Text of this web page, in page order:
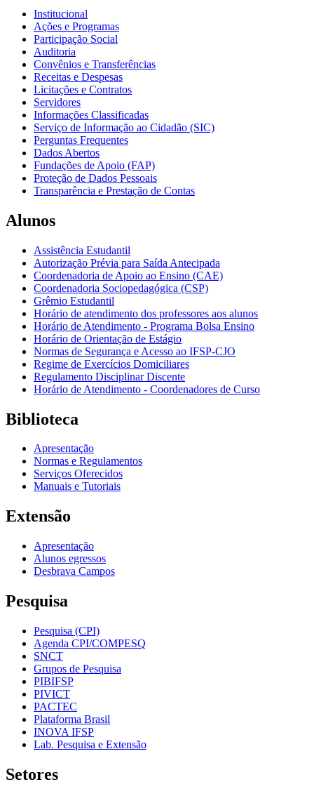
Institucional
Ações e Programas
Participação Social
Auditoria
Convênios e Transferências
Receitas e Despesas
Licitações e Contratos
Servidores
Informações Classificadas
Serviço de Informação ao Cidadão (SIC)
Perguntas Frequentes
Dados Abertos
Fundações de Apoio (FAP)
Proteção de Dados Pessoais
Transparência e Prestação de Contas
Alunos
Assistência Estudantil
Autorização Prévia para Saída Antecipada
Coordenadoria de Apoio ao Ensino (CAE)
Coordenadoria Sociopedagógica (CSP)
Grêmio Estudantil
Horário de atendimento dos professores aos alunos
Horário de Atendimento - Programa Bolsa Ensino
Horário de Orientação de Estágio
Normas de Segurança e Acesso ao IFSP-CJO
Regime de Exercícios Domiciliares
Regulamento Disciplinar Discente
Horário de Atendimento - Coordenadores de Curso
Biblioteca
Apresentação
Normas e Regulamentos
Serviços Oferecidos
Manuais e Tutoriais
Extensão
Apresentação
Alunos egressos
Desbrava Campos
Pesquisa
Pesquisa (CPI)
Agenda CPI/COMPESQ
SNCT
Grupos de Pesquisa
PIBIFSP
PIVICT
PACTEC
Plataforma Brasil
INOVA IFSP
Lab. Pesquisa e Extensão
Setores